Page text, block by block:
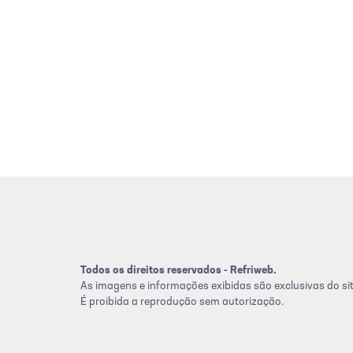
Todos os direitos reservados - Refriweb.
As imagens e informações exibidas são exclusivas do
É proibida a reprodução sem autorização.